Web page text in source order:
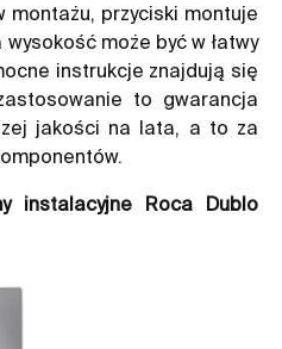
montażu, przyciski montuje
może być w łatwy
instrukcje znajdują się
to gwarancja
jakości na lata, a to za
instalacyjne Roca Dublo